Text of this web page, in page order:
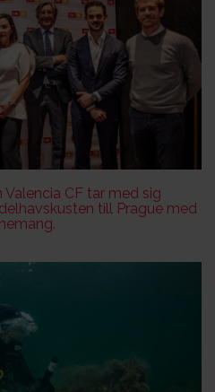
CF tar med sig
till Prague med